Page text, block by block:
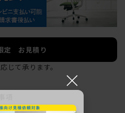
定 お見積り
じて承ります。
×